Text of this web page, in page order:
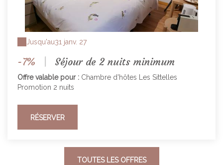
Jusqu'au31 janv. 27
-7% Séjour de 2 nuits minimum
Offre valable pour : Chambre d'hôtes Les Sittelles
Promotion 2 nuits
RÉSERVER
TOUTES LES OFFRES